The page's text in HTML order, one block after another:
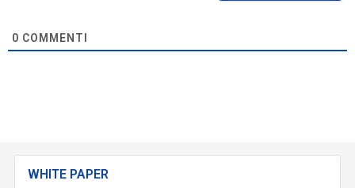
0 COMMENTI
WHITE PAPER